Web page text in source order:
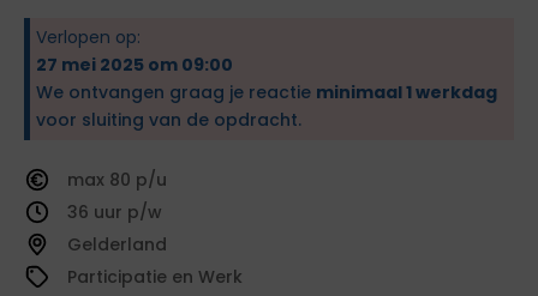
Verlopen op:
27 mei 2025 om 09:00
We ontvangen graag je reactie minimaal 1 werkdag
voor sluiting van de opdracht.
80
36
Gelderland
Participatie en Werk